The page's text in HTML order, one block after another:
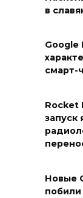
в
Google
смарт-
Rocket
запуск
Новые